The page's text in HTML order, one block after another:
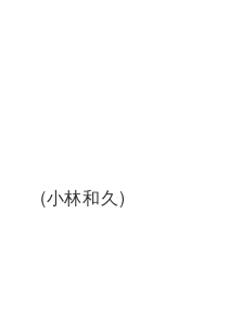
(小林和久)